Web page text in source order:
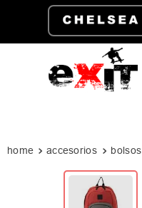
A PARTIR DE
accesorios